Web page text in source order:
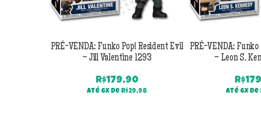
PRÉ-VENDA: Funko Pop! Resident Evil
– Jill Valentine 1293
R$179,90
Até 6x de R$29,98
PRÉ-VENDA:
– Leon S.
R$
Até 6x de